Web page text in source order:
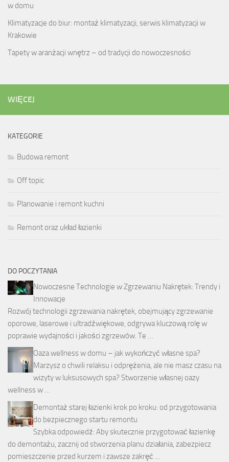
w domu
Klimatyzacje do biur: montaż klimatyzacji, serwis klimatyzacji w
Krakowie
Tapety w aranżacji wnętrz – od tradycji do nowoczesności
WIĘCEJ
KATEGORIE
Budowa remont
Off topic
Planowanie i remont kuchni
Remont oraz układ łazienki
DO POCZYTANIA
Nowoczesne Technologie w Zgrzewaniu Nakrętek: Trendy i
Innowacje
Rozwój technologii zgrzewania nakrętek, obejmujący zgrzewanie
oporowe, laserowe i ultradźwiękowe, odgrywa kluczową rolę w
poprawie wydajności i jakości zgrzewów. Te …
Oaza wellness w domu – jak wykończyć własne spa?
Marzysz o chwili relaksu i odprężenia, ale nie masz czasu na
wizyty w luksusowych spa? Stworzenie własnej oazy
wellness w …
Demontaż starej łazienki krok po kroku: od przygotowania
do bezpiecznego startu remontu
Szybka odpowiedź: Aby skutecznie przygotować łazienkę
do demontażu, zacznij od stworzenia planu działania, zabezpiecz
pomieszczenie przed kurzem i zawsze zakręć …